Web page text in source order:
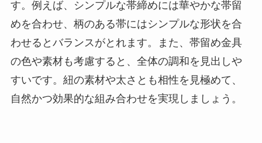
す。例えば、シンプルな帯締めには華やかな帯留
めを合わせ、柄のある帯にはシンプルな形状を合
わせるとバランスがとれます。また、帯留め金具
の色や素材も考慮すると、全体の調和を見出しや
すいです。紐の素材や太さとも相性を見極めて、
自然かつ効果的な組み合わせを実現しましょう。